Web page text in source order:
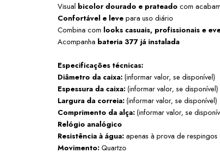
Visual bicolor dourado e prateado com
Confortável e leve para uso diário
Combina com looks casuais, profissionais e
Acompanha bateria 377 já instalada
Especificações técnicas:
Diâmetro da caixa: (informar valor, se disponível)
Espessura da caixa: (informar valor, se disponível)
Largura da correia: (informar valor, se disponível)
Comprimento da alça: (informar valor, se
Relógio analógico
Resistência à água: apenas à prova de respingos
Movimento: Quartzo